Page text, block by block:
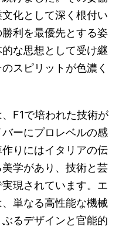
化として深く根付い
利を最優先とする姿
な思想として受け継
スピリットが色濃く
F1で培われた技術が
ーにプロレベルの感
りにはイタリアの伝
学があり、技術と芸
現されています。エ
単なる高性能な機械
るデザインと官能的